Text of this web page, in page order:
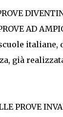
AD
già
PROVE